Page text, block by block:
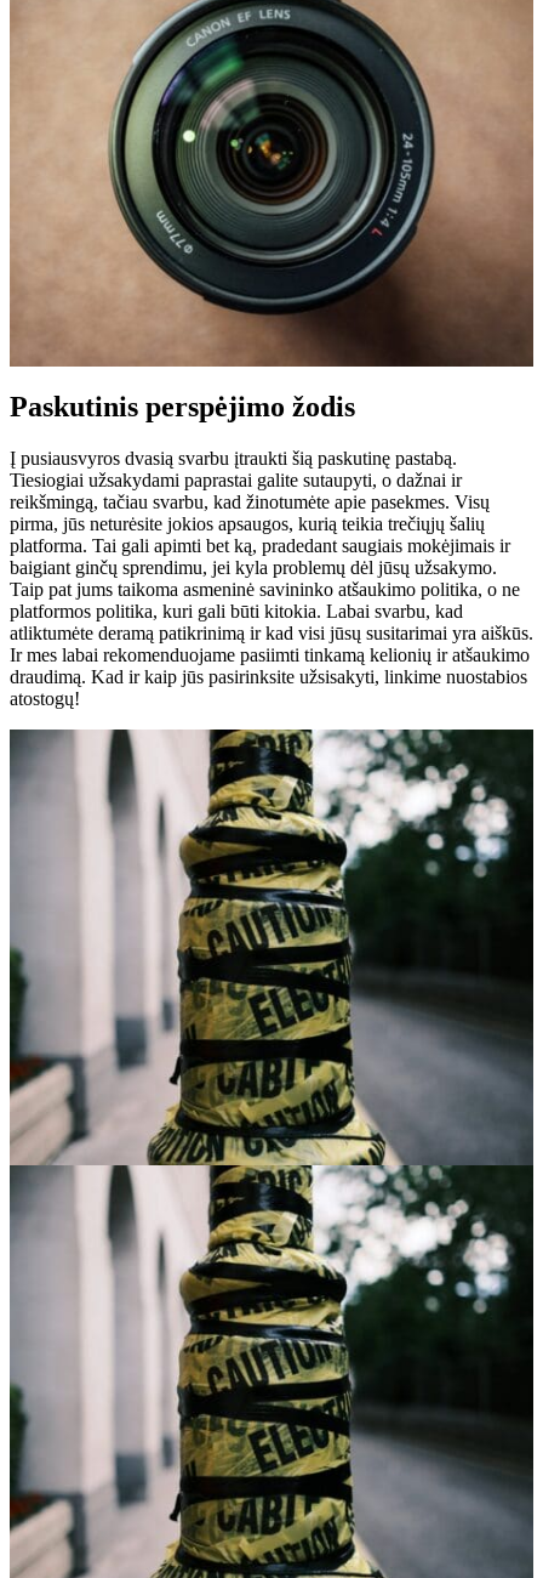
Paskutinis perspėjimo žodis
Į pusiausvyros dvasią svarbu įtraukti šią paskutinę pastabą.
Tiesiogiai užsakydami paprastai galite sutaupyti, o dažnai ir
reikšmingą, tačiau svarbu, kad žinotumėte apie pasekmes. Visų
pirma, jūs neturėsite jokios apsaugos, kurią teikia trečiųjų šalių
platforma. Tai gali apimti bet ką, pradedant saugiais mokėjimais ir
baigiant ginčų sprendimu, jei kyla problemų dėl jūsų užsakymo.
Taip pat jums taikoma asmeninė savininko atšaukimo politika, o ne
platformos politika, kuri gali būti kitokia. Labai svarbu, kad
atliktumėte deramą patikrinimą ir kad visi jūsų susitarimai yra aiškūs.
Ir mes labai rekomenduojame pasiimti tinkamą kelionių ir atšaukimo
draudimą. Kad ir kaip jūs pasirinksite užsisakyti, linkime nuostabios
atostogų!